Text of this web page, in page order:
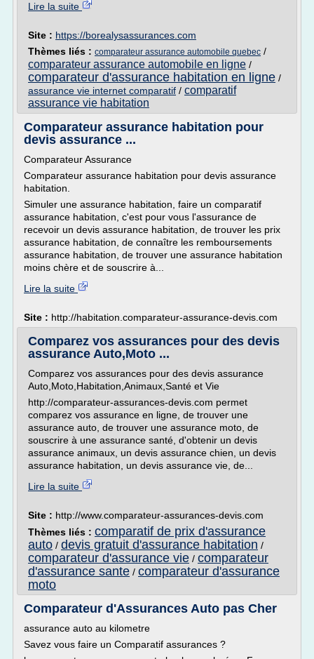
Lire la suite
Site : https://borealysassurances.com
Thèmes liés : comparateur assurance automobile quebec /
comparateur assurance automobile en ligne /
comparateur d'assurance habitation en ligne /
assurance vie internet comparatif / comparatif
assurance vie habitation
Comparateur assurance habitation pour
devis assurance ...
Comparateur Assurance
Comparateur assurance habitation pour devis assurance
habitation.
Simuler une assurance habitation, faire un comparatif
assurance habitation, c'est pour vous l'assurance de
recevoir un devis assurance habitation, de trouver les prix
assurance habitation, de connaître les remboursements
assurance habitation, de trouver une assurance habitation
moins chère et de souscrire à...
Lire la suite
Site : http://habitation.comparateur-assurance-devis.com
Comparez vos assurances pour des devis
assurance Auto,Moto ...
Comparez vos assurances pour des devis assurance
Auto,Moto,Habitation,Animaux,Santé et Vie
http://comparateur-assurances-devis.com permet
comparez vos assurance en ligne, de trouver une
assurance auto, de trouver une assurance moto, de
souscrire à une assurance santé, d'obtenir un devis
assurance animaux, un devis assurance chien, un devis
assurance habitation, un devis assurance vie, de...
Lire la suite
Site : http://www.comparateur-assurances-devis.com
Thèmes liés : comparatif de prix d'assurance
auto / devis gratuit d'assurance habitation /
comparateur d'assurance vie / comparateur
d'assurance sante / comparateur d'assurance
moto
Comparateur d'Assurances Auto pas Cher
assurance auto au kilometre
Savez vous faire un Comparatif assurances ?